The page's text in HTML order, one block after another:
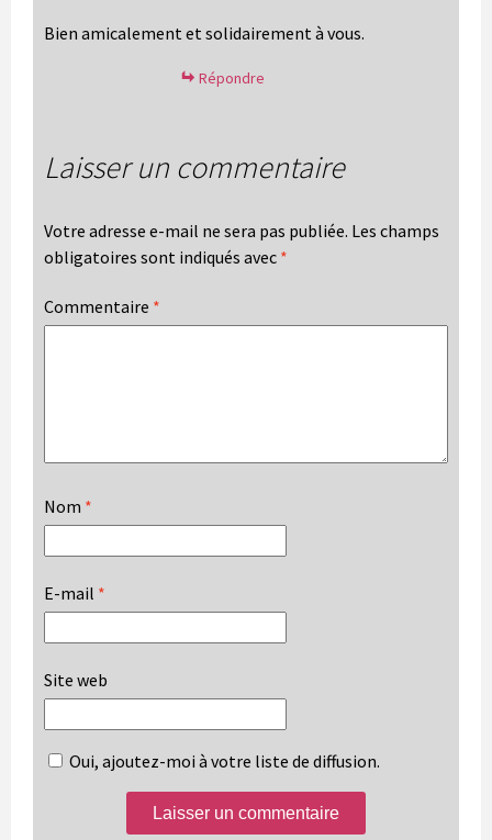
Bien amicalement et solidairement à vous.
Répondre
Laisser un commentaire
Votre adresse e-mail ne sera pas publiée. Les champs
obligatoires sont indiqués avec *
Commentaire *
Nom *
E-mail *
Site web
Oui, ajoutez-moi à votre liste de diffusion.